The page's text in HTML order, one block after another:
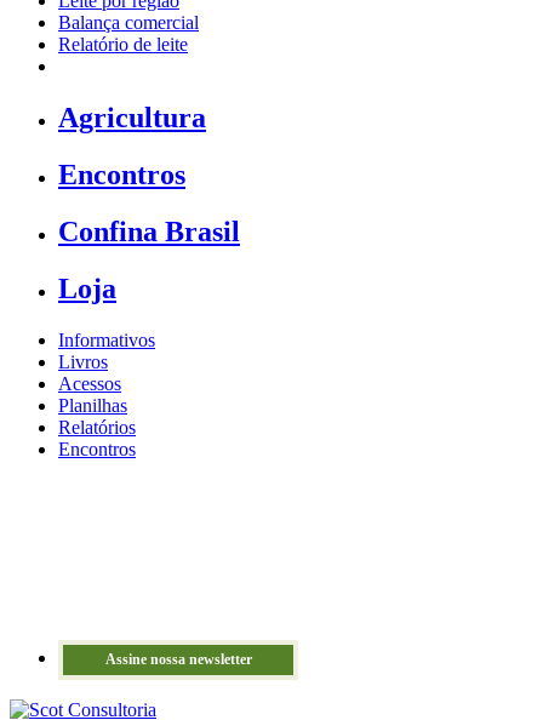
Balança comercial
Relatório de leite
Agricultura
Encontros
Confina Brasil
Loja
Informativos
Livros
Acessos
Planilhas
Relatórios
Encontros
Assine nossa newsletter